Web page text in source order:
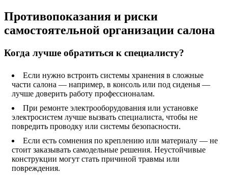
Противопоказания и риски
самостоятельной организации салона
Когда лучше обратиться к специалисту?
Если нужно встроить системы хранения в сложные
части салона — например, в консоль или под сиденья —
лучше доверить работу профессионалам.
При ремонте электрооборудования или установке
электросистем лучше вызвать специалиста, чтобы не
повредить проводку или системы безопасности.
Если есть сомнения по креплению или материалу — не
стоит заказывать самодельные решения. Неустойчивые
конструкции могут стать причиной травмы или
повреждения.